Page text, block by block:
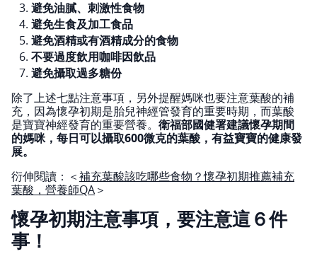
避免油膩、刺激性食物
避免生食及加工食品
避免酒精或有酒精成分的食物
不要過度飲用咖啡因飲品
避免攝取過多糖份
除了上述七點注意事項，另外提醒媽咪也要注意葉酸的補
充，因為懷孕初期是胎兒神經管發育的重要時期，而葉酸
是寶寶神經發育的重要營養。 衛福部國健署建議懷孕期間
的媽咪，每日可以攝取600微克的葉酸，有益寶寶的健康發
展。
衍伸閱讀：＜補充葉酸該吃哪些食物？懷孕初期推薦補充
葉酸，營養師QA＞
懷孕初期注意事項，要注意這６件
事！